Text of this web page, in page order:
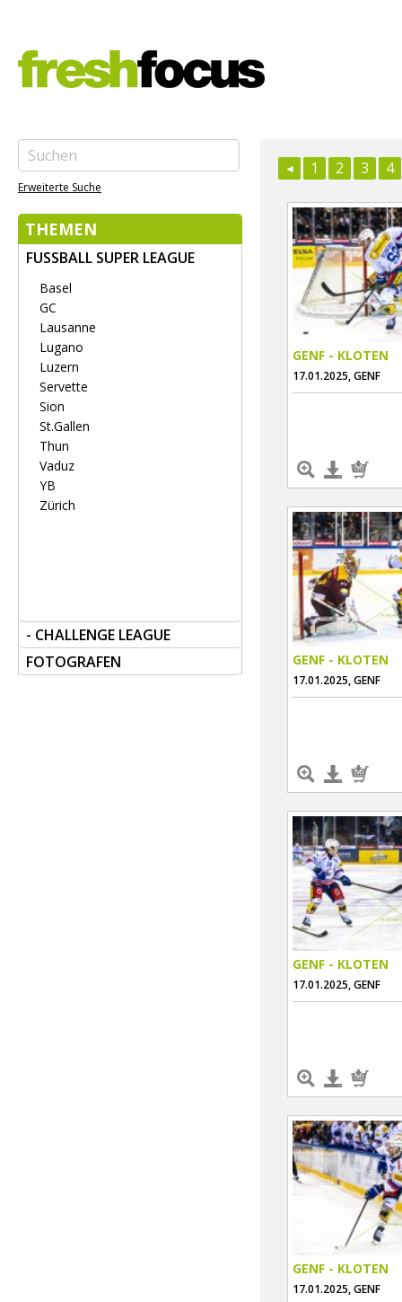
Erweiterte Suche
THEMEN
FUSSBALL SUPER LEAGUE
Basel
GC
Lausanne
Lugano
Luzern
Servette
Sion
St.Gallen
Thun
Vaduz
YB
Zürich
- CHALLENGE LEAGUE
FOTOGRAFEN
1 2 3 4
GENF - KLOTEN
17.01.2025, GENF
GENF - KLOTEN
17.01.2025, GENF
GENF - KLOTEN
17.01.2025, GENF
GENF - KLOTEN
17.01.2025, GENF